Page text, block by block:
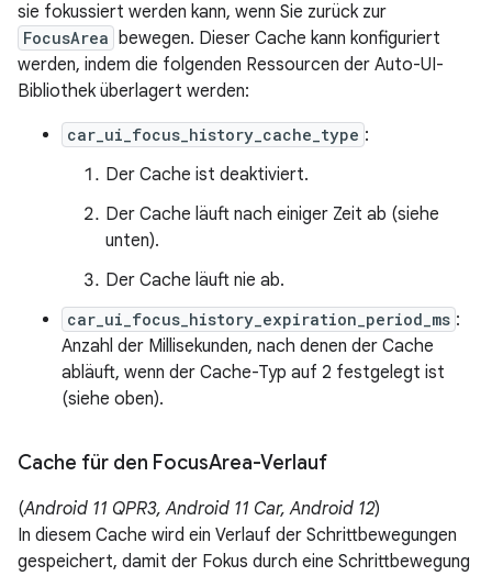
sie fokussiert werden kann, wenn Sie zurück zur
FocusArea bewegen. Dieser Cache kann konfiguriert
werden, indem die folgenden Ressourcen der Auto-UI-
Bibliothek überlagert werden:
car_ui_focus_history_cache_type :
Der Cache ist deaktiviert.
Der Cache läuft nach einiger Zeit ab (siehe
unten).
Der Cache läuft nie ab.
car_ui_focus_history_expiration_period_ms :
Anzahl der Millisekunden, nach denen der Cache
abläuft, wenn der Cache-Typ auf 2 festgelegt ist
(siehe oben).
Cache für den FocusArea-Verlauf
(Android 11 QPR3, Android 11 Car, Android 12)
In diesem Cache wird ein Verlauf der Schrittbewegungen
gespeichert, damit der Fokus durch eine Schrittbewegung